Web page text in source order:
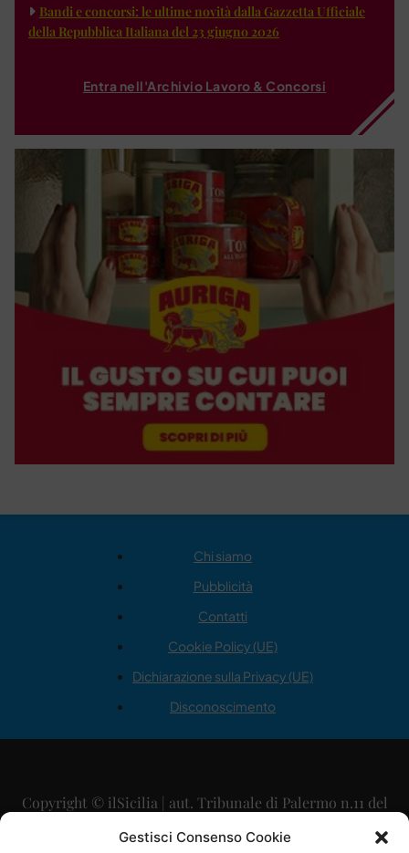
Gestisci Consenso Cookie
Bandi e concorsi: le ultime novità dalla Gazzetta Ufficiale
della Repubblica Italiana del 23 giugno 2026
Entra nell'Archivio Lavoro & Concorsi
Chi siamo
Pubblicità
Contatti
Cookie Policy (UE)
Dichiarazione sulla Privacy (UE)
Disconoscimento
Copyright © ilSicilia | aut. Tribunale di Palermo n.11 del
29/09/2015